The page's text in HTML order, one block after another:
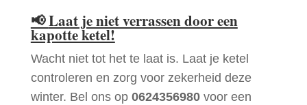
📢Laat je niet verrassen door een
kapotte ketel!
Wacht niet tot het te laat is. Laat je ketel
controleren en zorg voor zekerheid deze
winter. Bel ons op 0624356980voor een